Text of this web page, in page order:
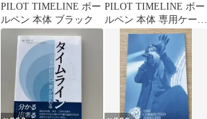
PILOT TIMELINE ボー
ルペン 本体 ブラック
PILOT TIMELINE ボー
ルペン 本体 専用ケース